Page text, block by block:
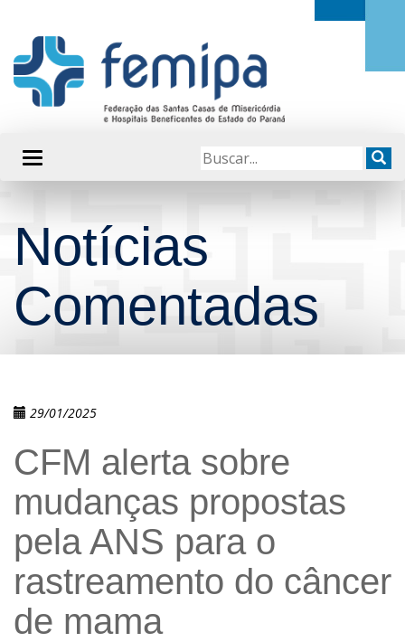
Notícias
Comentadas
29/01/2025
CFM alerta sobre
mudanças propostas
pela ANS para o
rastreamento do câncer
de mama